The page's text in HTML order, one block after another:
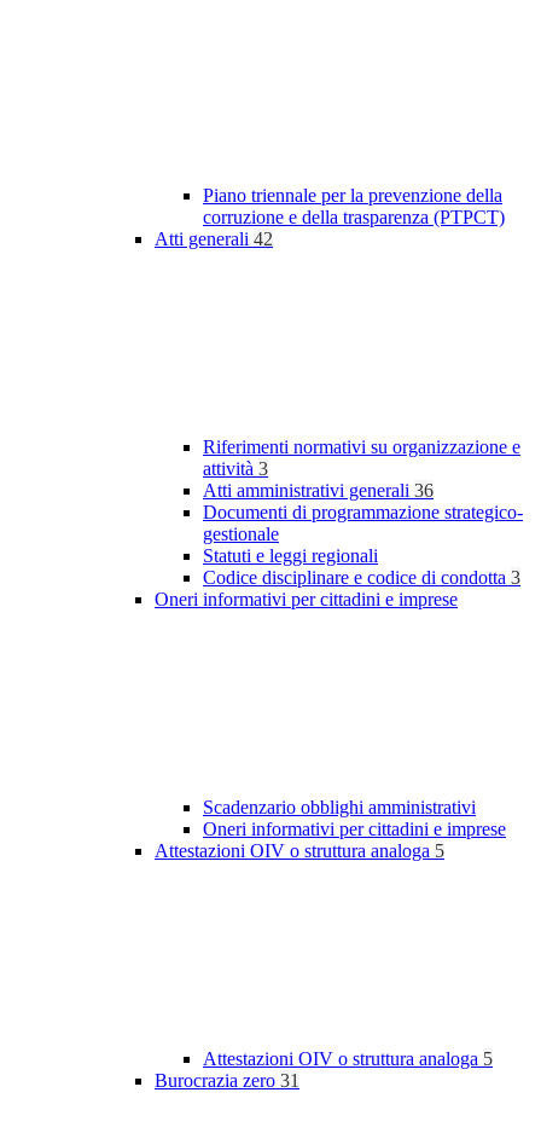
Piano triennale per la prevenzione della
corruzione e della trasparenza (PTPCT)
Atti generali 42
Riferimenti normativi su organizzazione e
attività 3
Atti amministrativi generali 36
Documenti di programmazione strategico-
gestionale
Statuti e leggi regionali
Codice disciplinare e codice di condotta 3
Oneri informativi per cittadini e imprese
Scadenzario obblighi amministrativi
Oneri informativi per cittadini e imprese
Attestazioni OIV o struttura analoga 5
Attestazioni OIV o struttura analoga 5
Burocrazia zero 31